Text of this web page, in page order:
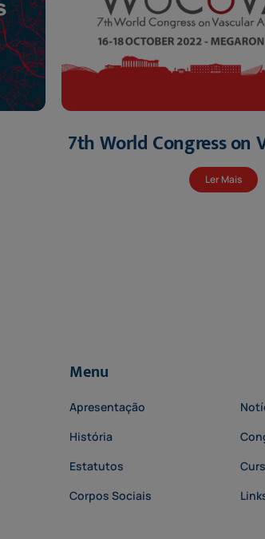
7th World Congress on
Ler Mais
Menu
Apresentação
História
Estatutos
Corpos Sociais